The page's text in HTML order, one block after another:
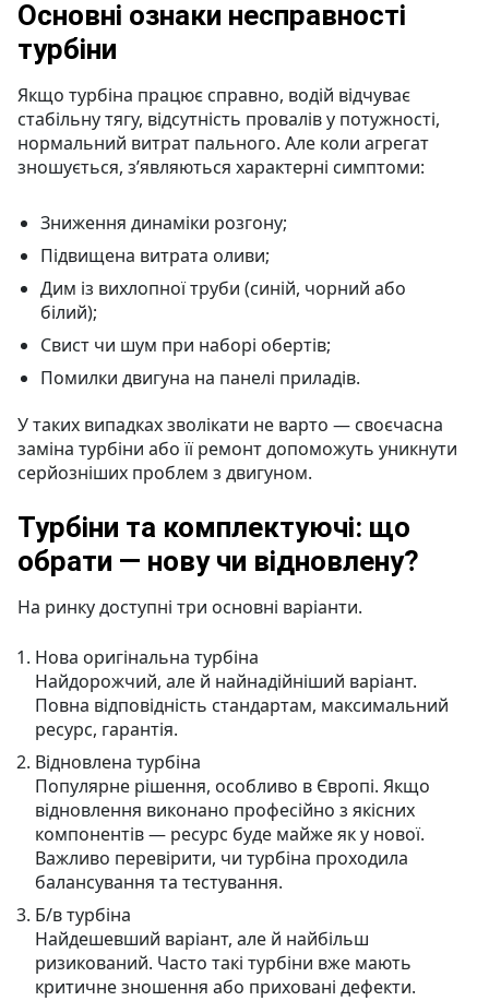
Основні ознаки несправності
турбіни
Якщо турбіна працює справно, водій відчуває
стабільну тягу, відсутність провалів у потужності,
нормальний витрат пального. Але коли агрегат
зношується, з’являються характерні симптоми:
Зниження динаміки розгону;
Підвищена витрата оливи;
Дим із вихлопної труби (синій, чорний або
білий);
Свист чи шум при наборі обертів;
Помилки двигуна на панелі приладів.
У таких випадках зволікати не варто — своєчасна
заміна турбіни або її ремонт допоможуть уникнути
серйозніших проблем з двигуном.
Турбіни та комплектуючі: що
обрати — нову чи відновлену?
На ринку доступні три основні варіанти.
Нова оригінальна турбіна
Найдорожчий, але й найнадійніший варіант.
Повна відповідність стандартам, максимальний
ресурс, гарантія.
Відновлена турбіна
Популярне рішення, особливо в Європі. Якщо
відновлення виконано професійно з якісних
компонентів — ресурс буде майже як у нової.
Важливо перевірити, чи турбіна проходила
балансування та тестування.
Б/в турбіна
Найдешевший варіант, але й найбільш
ризикований. Часто такі турбіни вже мають
критичне зношення або приховані дефекти.